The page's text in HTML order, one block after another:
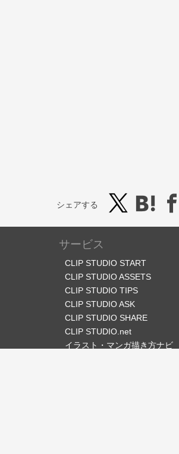
シェアする
サービス
CLIP STUDIO START
CLIP STUDIO ASSETS
CLIP STUDIO TIPS
CLIP STUDIO ASK
CLIP STUDIO SHARE
CLIP STUDIO.net
イラスト・マンガ描き方ナビ